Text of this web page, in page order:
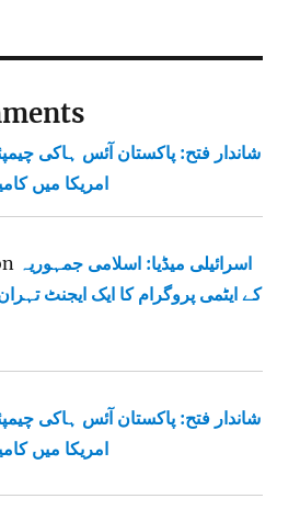
شاندار فتح: پاکستان آئس ہاکی
امریکا میں
اسرائیلی میڈیا: اسلامی جمہوریہ
کے ایٹمی پروگرام کا ایک ایجنٹ
شاندار فتح: پاکستان آئس ہاکی
امریکا میں